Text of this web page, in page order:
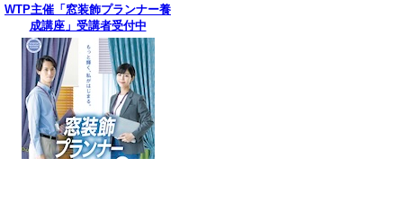
WTP主催「窓装飾プランナー養
成講座」受講者受付中